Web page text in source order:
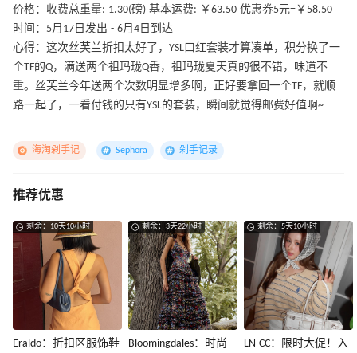
价格：收费总重量: 1.30(磅) 基本运费: ￥63.50 优惠券5元=￥58.50
时间：5月17日发出 - 6月4日到达
心得：这次丝芙兰折扣太好了，YSL口红套装才算凑单，积分换了一
个TF的Q，满送两个祖玛珑Q香，祖玛珑夏天真的很不错，味道不
重。丝芙兰今年送两个次数明显增多啊，正好要拿回一个TF，就顺
路一起了，一看付钱的只有YSL的套装，瞬间就觉得邮费好值啊~
海淘剁手记 Sephora 剁手记录
推荐优惠
剩余：10天10小时
Eraldo：折扣区服饰鞋
剩余：3天22小时
Bloomingdales：时尚
剩余：5天10小时
LN-CC：限时大促！入